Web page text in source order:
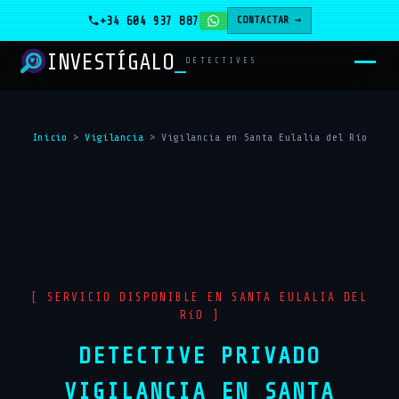
+34 604 937 887 CONTACTAR →
INVESTÍGALO DETECTIVES
Inicio >Vigilancia >Vigilancia en Santa Eulalia del Río
[ SERVICIO DISPONIBLE EN SANTA EULALIA DEL
RíO ]
DETECTIVE PRIVADO
VIGILANCIA EN SANTA